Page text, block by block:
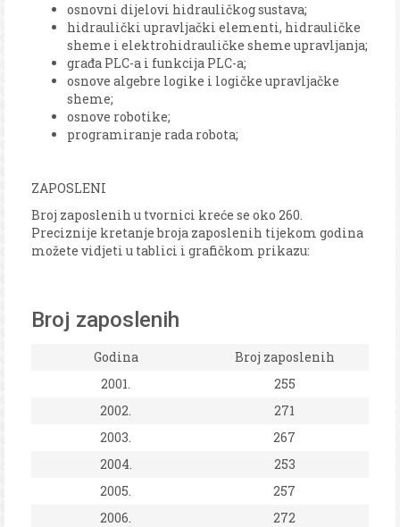
osnovni dijelovi hidrauličkog sustava;
hidraulički upravljački elementi, hidrauličke
sheme i elektrohidrauličke sheme upravljanja;
građa PLC-a i funkcija PLC-a;
osnove algebre logike i logičke upravljačke
sheme;
osnove robotike;
programiranje rada robota;
ZAPOSLENI
Broj zaposlenih u tvornici kreće se oko 260.
Preciznije kretanje broja zaposlenih tijekom godina
možete vidjeti u tablici i grafičkom prikazu:
Broj zaposlenih
Godina
Broj zaposlenih
2001.
255
2002.
271
2003.
267
2004.
253
2005.
257
2006.
272